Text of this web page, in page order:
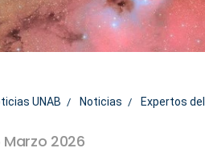
UNAB Noticias Expertos
Marzo 2026